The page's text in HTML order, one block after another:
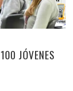
JÓVENES